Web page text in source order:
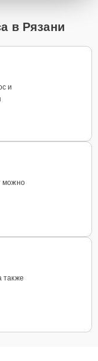
в Рязани
и
можно
также